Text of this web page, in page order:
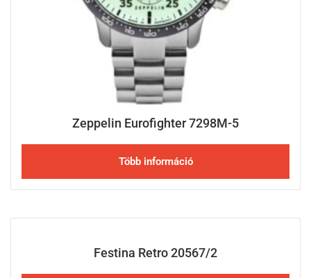
Zeppelin Eurofighter 7298M-5
Több információ
Festina Retro 20567/2